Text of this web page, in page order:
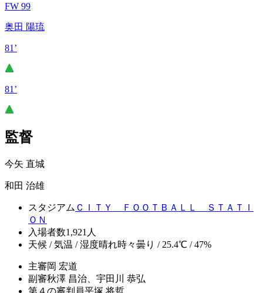
FW 99
奥田 陽琉
81’
81’
監督
今矢 直城
和田 治雄
スタジアム ＣＩＴＹ ＦＯＯＴＢＡＬＬ ＳＴＡＴＩ
ＯＮ
入場者数1,921人
天候 / 気温 / 湿度晴れ時々曇り / 25.4℃ / 47%
主審岡 宏道
副審秋澤 昌治、宇田川 恭弘
第４の審判員平塚 将哲